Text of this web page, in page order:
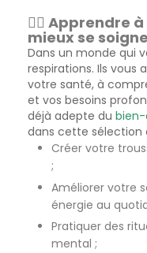
🧘‍♀️ Apprendre
mieux se
Dans un monde qui
respirations. Ils vous
votre santé, à
et vos besoins
déjà adepte du
dans cette sélection
Créer votre
;
Améliorer votre
énergie au
Pratiquer des
mental ;